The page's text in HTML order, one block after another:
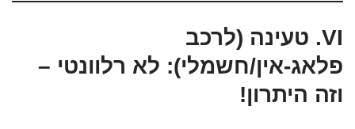
VI. טעינה (לרכב
פלאג-אין/חשמלי): לא רלוונטי –
וזה היתרון!